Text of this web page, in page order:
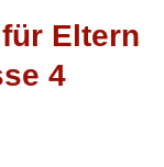
Eltern
4